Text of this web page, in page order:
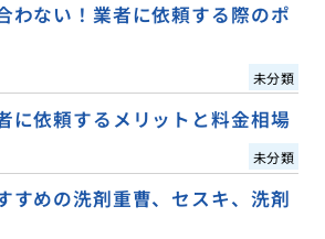
わない！業者に依頼する際のポ
未分類
に依頼するメリットと料金相場
未分類
すめの洗剤重曹、セスキ、洗剤